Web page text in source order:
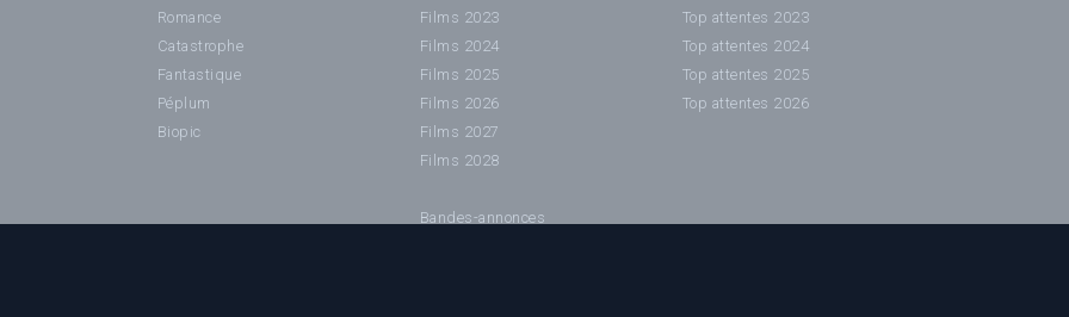
Romance
Catastrophe
Fantastique
Péplum
Biopic
Films 2023
Films 2024
Films 2025
Films 2026
Films 2027
Films 2028
Bandes-annonces
Top attentes 2023
Top attentes 2024
Top attentes 2025
Top attentes 2026